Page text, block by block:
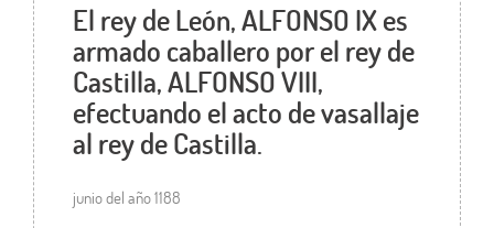
El rey de León, ALFONSO IX es
armado caballero por el rey de
Castilla, ALFONSO VIII,
efectuando el acto de vasallaje
al rey de Castilla.
junio del año 1188